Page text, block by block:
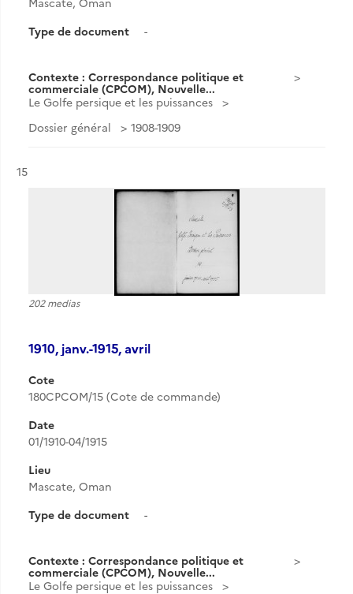
Type de document
-
Contexte : Correspondance politique et
commerciale (CPCOM), Nouvelle...
Le Golfe persique et les puissances
Dossier général
1908-1909
Résultat n°
15
202 medias
1910, janv.-1915, avril
Cote
180CPCOM/15 (Cote de commande)
Date
01/1910-04/1915
Lieu
Mascate, Oman
Type de document
-
Contexte : Correspondance politique et
commerciale (CPCOM), Nouvelle...
Le Golfe persique et les puissances